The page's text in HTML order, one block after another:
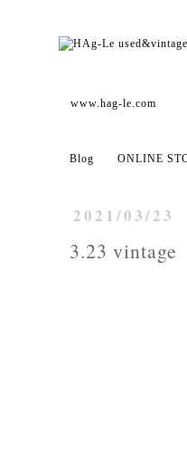
www.hag-le.com
Blog ONLINE
2021/03/23
3.23 vintage